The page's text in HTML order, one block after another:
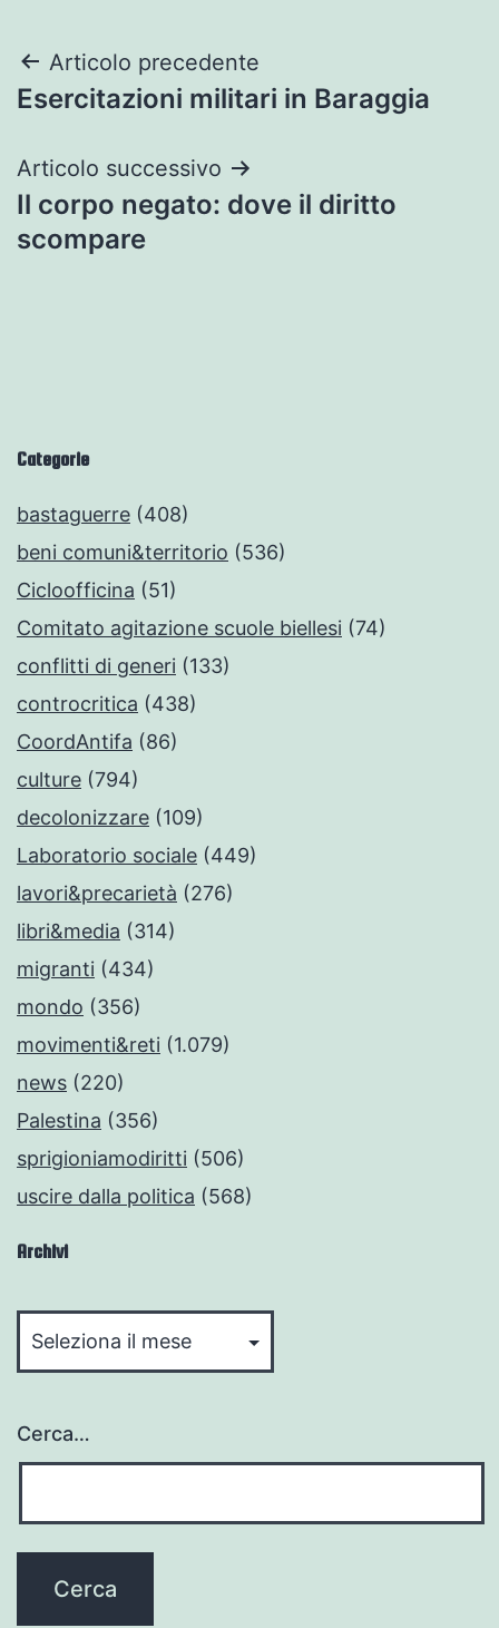
Navigazione
articoli
Articolo precedente
Esercitazioni militari in Baraggia
Articolo successivo
Il corpo negato: dove il diritto
scompare
Categorie
bastaguerre (408)
beni comuni&territorio (536)
Cicloofficina (51)
Comitato agitazione scuole biellesi (74)
conflitti di generi (133)
controcritica (438)
CoordAntifa (86)
culture (794)
decolonizzare (109)
Laboratorio sociale (449)
lavori&precarietà (276)
libri&media (314)
migranti (434)
mondo (356)
movimenti&reti (1.079)
news (220)
Palestina (356)
sprigioniamodiritti (506)
uscire dalla politica (568)
Archivi
Cerca…